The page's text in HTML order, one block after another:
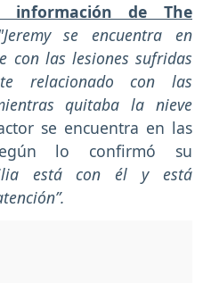
de The
"Jeremy se encuentra en
con las lesiones sufridas
relacionado con las
quitaba la nieve
se encuentra en las
lo confirmó su
está con él y está